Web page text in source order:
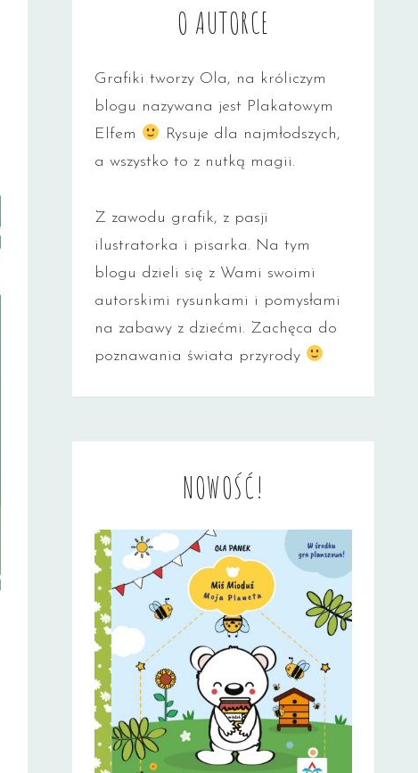
O AUTORCE
Grafiki tworzy Ola, na króliczym
blogu nazywana jest Plakatowym
Elfem
Rysuje dla najmłodszych,
a wszystko to z nutką magii.
Z zawodu grafik, z pasji
ilustratorka i pisarka. Na tym
blogu dzieli się z Wami swoimi
autorskimi rysunkami i pomysłami
na zabawy z dziećmi. Zachęca do
poznawania świata przyrody
NOWOŚĆ!